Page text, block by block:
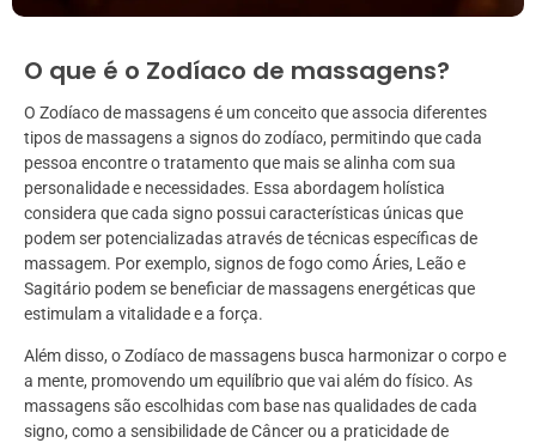
O que é o Zodíaco de massagens?
O Zodíaco de massagens é um conceito que associa diferentes
tipos de massagens a signos do zodíaco, permitindo que cada
pessoa encontre o tratamento que mais se alinha com sua
personalidade e necessidades. Essa abordagem holística
considera que cada signo possui características únicas que
podem ser potencializadas através de técnicas específicas de
massagem. Por exemplo, signos de fogo como Áries, Leão e
Sagitário podem se beneficiar de massagens energéticas que
estimulam a vitalidade e a força.
Além disso, o Zodíaco de massagens busca harmonizar o corpo e
a mente, promovendo um equilíbrio que vai além do físico. As
massagens são escolhidas com base nas qualidades de cada
signo, como a sensibilidade de Câncer ou a praticidade de